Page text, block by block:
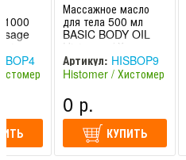
1000
Массажное масло
для тела 500 мл
BASIC BODY OIL
Histomer / Хистомер
Артикул: HISBOP9
Histomer / Хистомер
0 р.
КУПИТЬ